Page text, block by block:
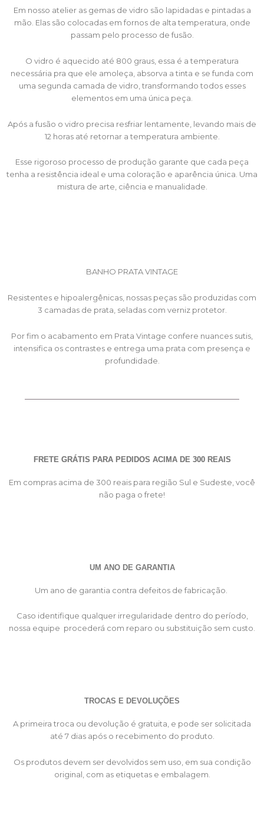
Em nosso atelier as gemas de vidro são lapidadas e pintadas a
mão. Elas são colocadas em fornos de alta temperatura, onde
passam pelo processo de fusão.
O vidro é aquecido até 800 graus, essa é a temperatura
necessária pra que ele amoleça, absorva a tinta e se funda com
uma segunda camada de vidro, transformando todos esses
elementos em uma única peça.
Após a fusão o vidro precisa resfriar lentamente, levando mais de
12 horas até retornar a temperatura ambiente.
Esse rigoroso processo de produção garante que cada peça
tenha a resistência ideal e uma coloração e aparência única. Uma
mistura de arte, ciência e manualidade.
BANHO PRATA VINTAGE
Resistentes e hipoalergênicas, nossas peças são produzidas com
3 camadas de prata, seladas com verniz protetor.
Por fim o acabamento em Prata Vintage confere nuances sutis,
intensifica os contrastes e entrega uma prata com presença e
profundidade.
FRETE GRÁTIS PARA PEDIDOS ACIMA DE 300 REAIS
Em compras acima de 300 reais para região Sul e Sudeste, você
não paga o frete!
UM ANO DE GARANTIA
Um ano de garantia contra defeitos de fabricação.
Caso identifique qualquer irregularidade dentro do período,
nossa equipe procederá com reparo ou substituição sem custo.
TROCAS E DEVOLUÇÕES
A primeira troca ou devolução é gratuita, e pode ser solicitada
até 7 dias após o recebimento do produto.
Os produtos devem ser devolvidos sem uso, em sua condição
original, com as etiquetas e embalagem.